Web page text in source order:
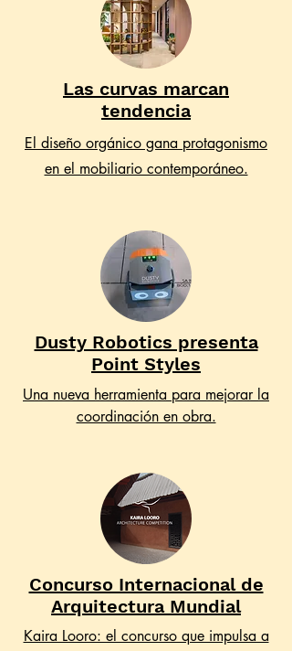
Las curvas marcan
tendencia
El diseño orgánico gana protagonismo
en el mobiliario contemporáneo.
Dusty Robotics presenta
Point Styles
Una nueva herramienta para mejorar la
coordinación en obra.
Concurso Internacional de
Arquitectura Mundial
Kaira Looro: el concurso que impulsa a